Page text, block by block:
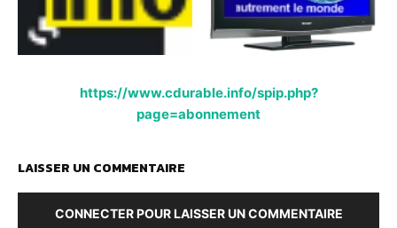
https://www.cdurable.info/spip.php?
page=abonnement
LAISSER UN COMMENTAIRE
CONNECTER POUR LAISSER UN COMMENTAIRE